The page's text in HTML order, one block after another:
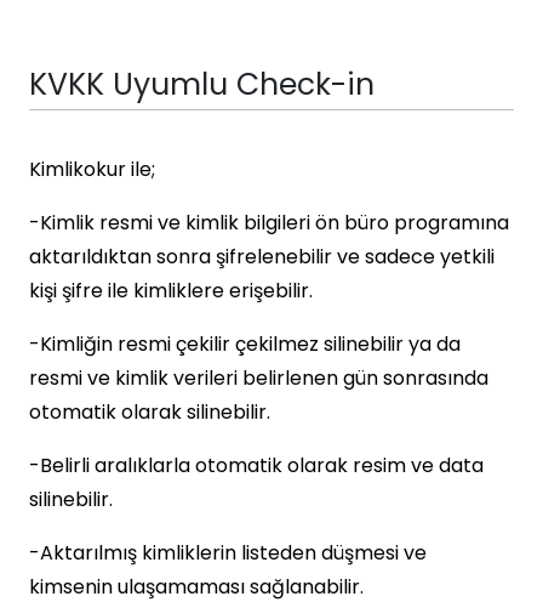
KVKK Uyumlu Check-in
Kimlikokur ile;
-Kimlik resmi ve kimlik bilgileri ön büro programına
aktarıldıktan sonra şifrelenebilir ve sadece yetkili
kişi şifre ile kimliklere erişebilir.
-Kimliğin resmi çekilir çekilmez silinebilir ya da
resmi ve kimlik verileri belirlenen gün sonrasında
otomatik olarak silinebilir.
-Belirli aralıklarla otomatik olarak resim ve data
silinebilir.
-Aktarılmış kimliklerin listeden düşmesi ve
kimsenin ulaşamaması sağlanabilir.